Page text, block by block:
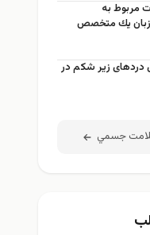
مربوط به
زبان يك متخصص
دردهای زیر شکم در
جسمي